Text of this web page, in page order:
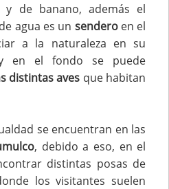
y de banano, además el
agua es un senderoen el
a la naturaleza en su
y en el fondo se puede
distintas aves que habitan
se encuentran en las
, debido a eso, en el
distintas posas de
los visitantes suelen